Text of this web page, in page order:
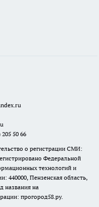
50 66
о регистрации СМИ:
Федеральной
технологий и
440000, Пензенская область,
названия на
прогород58.ру.